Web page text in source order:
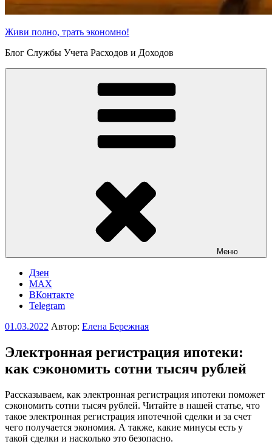
Живи полно, трать экономно!
Блог Службы Учета Расходов и Доходов
Меню
Дзен
MAX
ВКонтакте
Telegram
Опубликовано
01.03.2022 Автор: Елена Бережная
Электронная регистрация ипотеки:
как сэкономить сотни тысяч рублей
Рассказываем, как электронная регистрация ипотеки поможет
сэкономить сотни тысяч рублей. Читайте в нашей статье, что
такое электронная регистрация ипотечной сделки и за счет
чего получается экономия. А также, какие минусы есть у
такой сделки и насколько это безопасно.